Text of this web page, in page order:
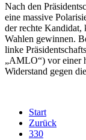
Nach den
eine massive
der rechte Kandidat,
Wahlen gewinnen.
linke
„AMLO“) vor einer
Widerstand gegen
Start
Zurück
330